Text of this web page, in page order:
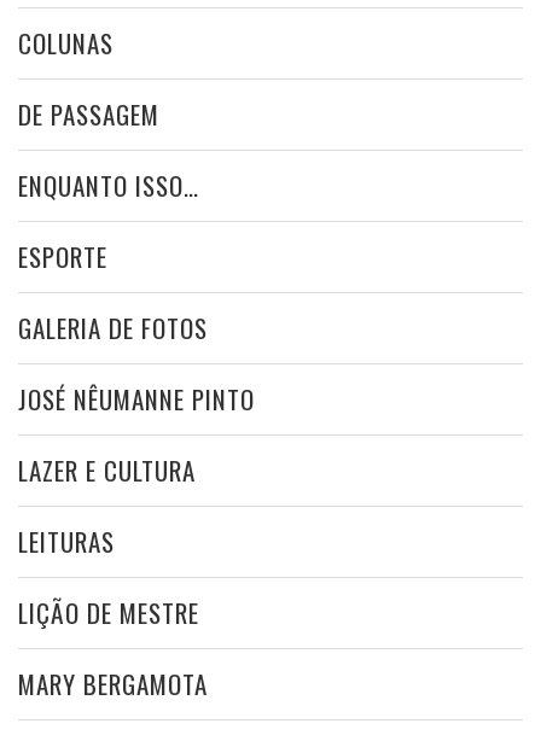
COLUNAS
DE PASSAGEM
ENQUANTO ISSO…
ESPORTE
GALERIA DE FOTOS
JOSÉ NÊUMANNE PINTO
LAZER E CULTURA
LEITURAS
LIÇÃO DE MESTRE
MARY BERGAMOTA